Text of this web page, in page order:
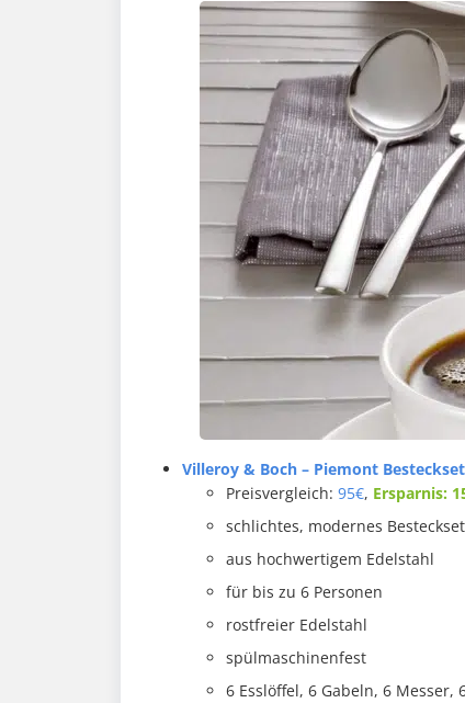
Villeroy & Boch – Piemont
Preisvergleich: 95€, Ersparnis:
schlichtes, modernes Besteckset
aus hochwertigem Edelstahl
für bis zu 6 Personen
rostfreier Edelstahl
spülmaschinenfest
6 Esslöffel, 6 Gabeln, 6